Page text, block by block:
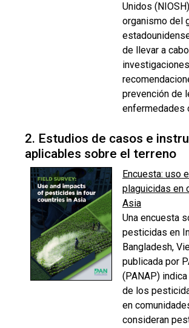
Unidos
organismo del
de llevar a cabo
prevención de
enfermedades
2. Estudios de casos e
aplicables sobre el terreno
Encuesta: uso
plaguicidas en
Asia
Una encuesta
pesticidas en
Bangladesh,
publicada por
(PANAP)
de los
en
consideran